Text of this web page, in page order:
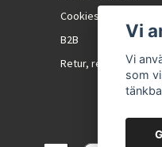
Cookies
B2B
Retur, reklamation
Vi
Vi
som